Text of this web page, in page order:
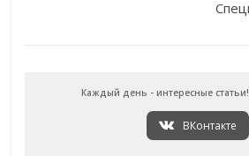
Каждый день - интересные статьи!
ВКонтакте